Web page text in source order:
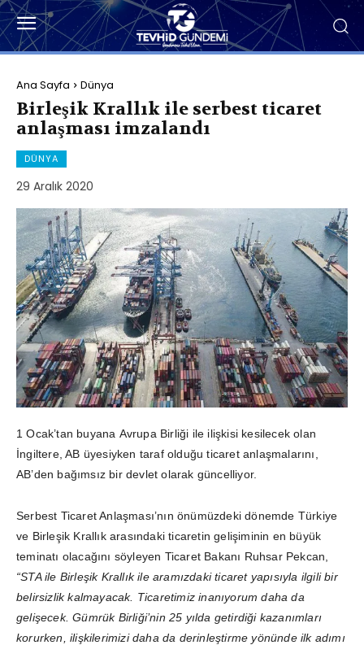
Ana Sayfa Dünya
Birleşik Krallık ile serbest ticaret
anlaşması imzalandı
DÜNYA
29 Aralık 2020
1 Ocak’tan buyana Avrupa Birliği ile ilişkisi kesilecek olan
İngiltere, AB üyesiyken taraf olduğu ticaret anlaşmalarını,
AB’den bağımsız bir devlet olarak güncelliyor.
Serbest Ticaret Anlaşması’nın önümüzdeki dönemde Türkiye
ve Birleşik Krallık arasındaki ticaretin gelişiminin en büyük
teminatı olacağını söyleyen Ticaret Bakanı Ruhsar Pekcan,
“STA ile Birleşik Krallık ile aramızdaki ticaret yapısıyla ilgili bir
belirsizlik kalmayacak. Ticaretimiz inanıyorum daha da
gelişecek. Gümrük Birliği’nin 25 yılda getirdiği kazanımları
korurken, ilişkilerimizi daha da derinleştirme yönünde ilk adımı